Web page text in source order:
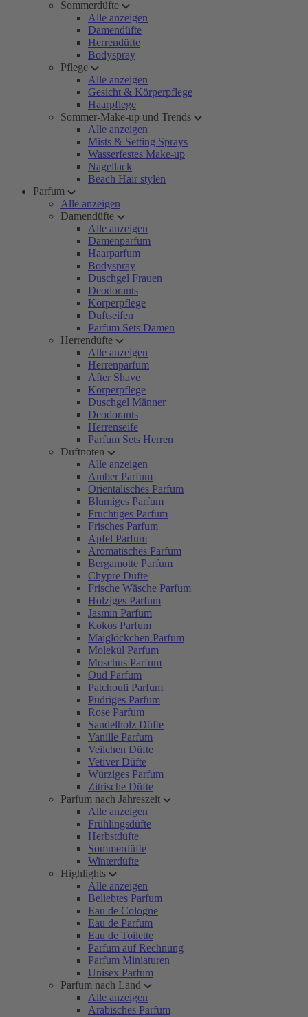
Sommerdüfte
Alle anzeigen
Damendüfte
Herrendüfte
Bodyspray
Pflege
Alle anzeigen
Gesicht & Körperpflege
Haarpflege
Sommer-Make-up und Trends
Alle anzeigen
Mists & Setting Sprays
Wasserfestes Make-up
Nagellack
Beach Hair stylen
Parfum
Alle anzeigen
Damendüfte
Alle anzeigen
Damenparfum
Haarparfum
Bodyspray
Duschgel Frauen
Deodorants
Körperpflege
Duftseifen
Parfum Sets Damen
Herrendüfte
Alle anzeigen
Herrenparfum
After Shave
Körperpflege
Duschgel Männer
Deodorants
Herrenseife
Parfum Sets Herren
Duftnoten
Alle anzeigen
Amber Parfum
Orientalisches Parfum
Blumiges Parfum
Fruchtiges Parfum
Frisches Parfum
Apfel Parfum
Aromatisches Parfum
Bergamotte Parfum
Chypre Düfte
Frische Wäsche Parfum
Holziges Parfum
Jasmin Parfum
Kokos Parfum
Maiglöckchen Parfum
Molekül Parfum
Moschus Parfum
Oud Parfum
Patchouli Parfum
Pudriges Parfum
Rose Parfum
Sandelholz Düfte
Vanille Parfum
Veilchen Düfte
Vetiver Düfte
Würziges Parfum
Zitrische Düfte
Parfum nach Jahreszeit
Alle anzeigen
Frühlingsdüfte
Herbstdüfte
Sommerdüfte
Winterdüfte
Highlights
Alle anzeigen
Beliebtes Parfum
Eau de Cologne
Eau de Parfum
Eau de Toilette
Parfum auf Rechnung
Parfum Miniaturen
Unisex Parfum
Parfum nach Land
Alle anzeigen
Arabisches Parfum